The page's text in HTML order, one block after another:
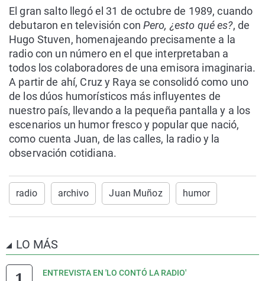
El gran salto llegó el 31 de octubre de 1989, cuando
debutaron en televisión con Pero, ¿esto qué es?, de
Hugo Stuven, homenajeando precisamente a la
radio con un número en el que interpretaban a
todos los colaboradores de una emisora imaginaria.
A partir de ahí, Cruz y Raya se consolidó como uno
de los dúos humorísticos más influyentes de
nuestro país, llevando a la pequeña pantalla y a los
escenarios un humor fresco y popular que nació,
como cuenta Juan, de las calles, la radio y la
observación cotidiana.
radio archivo Juan Muñoz humor
LO MÁS
ENTREVISTA EN 'LO CONTÓ LA RADIO'